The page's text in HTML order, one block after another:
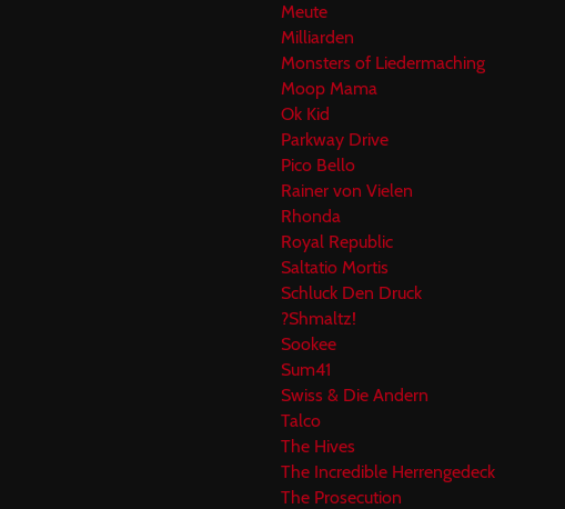
Meute
Milliarden
Monsters of Liedermaching
Moop Mama
Ok Kid
Parkway Drive
Pico Bello
Rainer von Vielen
Rhonda
Royal Republic
Saltatio Mortis
Schluck Den Druck
?Shmaltz!
Sookee
Sum41
Swiss & Die Andern
Talco
The Hives
The Incredible Herrengedeck
The Prosecution